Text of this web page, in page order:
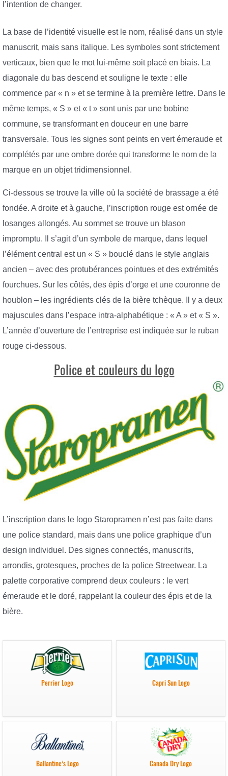
l’intention de changer.
La base de l’identité visuelle est le nom, réalisé dans un style
manuscrit, mais sans italique. Les symboles sont strictement
verticaux, bien que le mot lui-même soit placé en biais. La
diagonale du bas descend et souligne le texte : elle
commence par « n » et se termine à la première lettre. Dans le
même temps, « S » et « t » sont unis par une bobine
commune, se transformant en douceur en une barre
transversale. Tous les signes sont peints en vert émeraude et
complétés par une ombre dorée qui transforme le nom de la
marque en un objet tridimensionnel.
Ci-dessous se trouve la ville où la société de brassage a été
fondée. A droite et à gauche, l’inscription rouge est ornée de
losanges allongés. Au sommet se trouve un blason
impromptu. Il s’agit d’un symbole de marque, dans lequel
l’élément central est un « S » bouclé dans le style anglais
ancien – avec des protubérances pointues et des extrémités
fourchues. Sur les côtés, des épis d’orge et une couronne de
houblon – les ingrédients clés de la bière tchèque. Il y a deux
majuscules dans l’espace intra-alphabétique : « A » et « S ».
L’année d’ouverture de l’entreprise est indiquée sur le ruban
rouge ci-dessous.
Police et couleurs du logo
L’inscription dans le logo Staropramen n’est pas faite dans
une police standard, mais dans une police graphique d’un
design individuel. Des signes connectés, manuscrits,
arrondis, grotesques, proches de la police Streetwear. La
palette corporative comprend deux couleurs : le vert
émeraude et le doré, rappelant la couleur des épis et de la
bière.
Perrier Logo Capri Sun Logo
Ballantine’s Logo Canada Dry Logo